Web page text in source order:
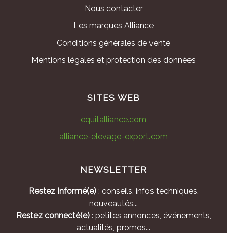
Nous contacter
Les marques Alliance
Conditions générales de vente
Mentions légales et protection des données
SITES WEB
equitalliance.com
alliance-elevage-export.com
NEWSLETTER
Restez Informé(e): conseils, infos techniques,
nouveautés...
Restez connecté(e): petites annonces, événements,
actualités, promos...